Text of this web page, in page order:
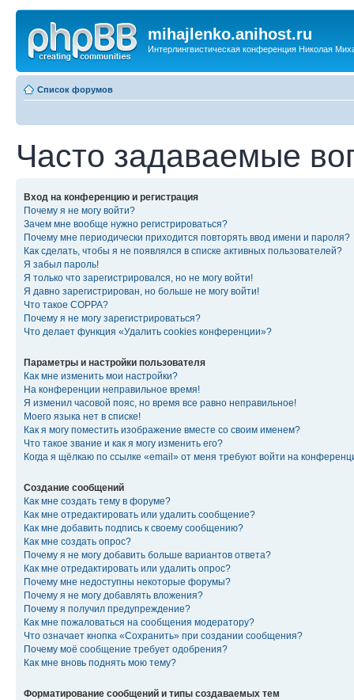
mihajlenko.anihost.ru
Интерлингвистическая конференция Николая
Список форумов
Часто задаваемые
Вход на конференцию и регистрация
Почему я не могу войти?
Зачем мне вообще нужно регистрироваться?
Почему мне периодически приходится повторять ввод имени и пароля?
Как сделать, чтобы я не появлялся в списке активных пользователей?
Я забыл пароль!
Я только что зарегистрировался, но не могу войти!
Я давно зарегистрирован, но больше не могу войти!
Что такое COPPA?
Почему я не могу зарегистрироваться?
Что делает функция «Удалить cookies конференции»?
Параметры и настройки пользователя
Как мне изменить мои настройки?
На конференции неправильное время!
Я изменил часовой пояс, но время все равно неправильное!
Моего языка нет в списке!
Как я могу поместить изображение вместе со своим именем?
Что такое звание и как я могу изменить его?
Когда я щёлкаю по ссылке «email» от меня требуют войти на
Создание сообщений
Как мне создать тему в форуме?
Как мне отредактировать или удалить сообщение?
Как мне добавить подпись к своему сообщению?
Как мне создать опрос?
Почему я не могу добавить больше вариантов ответа?
Как мне отредактировать или удалить опрос?
Почему мне недоступны некоторые форумы?
Почему я не могу добавлять вложения?
Почему я получил предупреждение?
Как мне пожаловаться на сообщения модератору?
Что означает кнопка «Сохранить» при создании сообщения?
Почему моё сообщение требует одобрения?
Как мне вновь поднять мою тему?
Форматирование сообщений и типы создаваемых тем